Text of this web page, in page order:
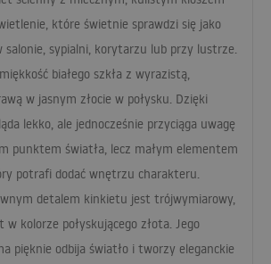
które świetnie sprawdzi się jako
salonie, sypialni, korytarzu lub przy lustrze.
białego szkła z wyrazistą,
w jasnym złocie w połysku. Dzięki
lekko, ale jednocześnie przyciąga uwagę
punktem światła, lecz małym elementem
potrafi dodać wnętrzu charakteru.
detalem kinkietu jest trójwymiarowy,
kolorze połyskującego złota. Jego
pięknie odbija światło i tworzy eleganckie